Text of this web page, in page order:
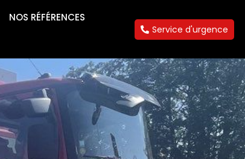
NOS RÉFÉRENCES
Service d'urgence